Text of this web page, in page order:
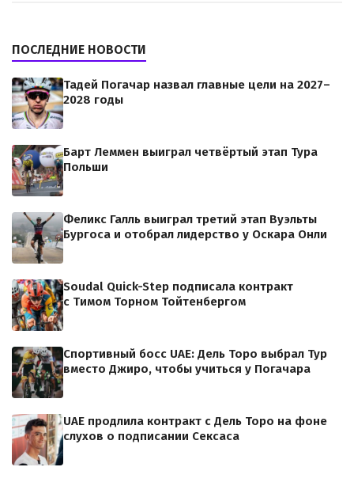
ПОСЛЕДНИЕ НОВОСТИ
Тадей Погачар назвал главные цели на 2027–
2028 годы
Барт Леммен выиграл четвёртый этап Тура
Польши
Феликс Галль выиграл третий этап Вуэльты
Бургоса и отобрал лидерство у Оскара Онли
Soudal Quick-Step подписала контракт
с Тимом Торном Тойтенбергом
Спортивный босс UAE: Дель Торо выбрал Тур
вместо Джиро, чтобы учиться у Погачара
UAE продлила контракт с Дель Торо на фоне
слухов о подписании Сексаса